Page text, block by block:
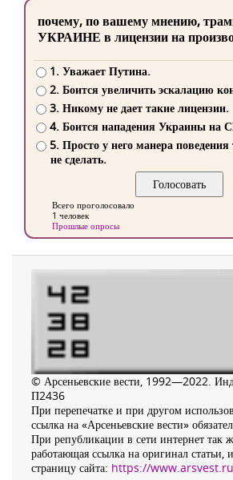
почему, по вашему мнению,
УКРАИНЕ в лицензии на
1. Уважает Путина.
2. Боится увеличить эскалацию
3. Никому не дает такие лицензии.
4. Боится нападения Украины на
5. Просто у него манера
не сделать.
Всего проголосовало
1 человек
Прошлые опросы
© Арсеньевские вести, 1992—2022.
П2436
При перепечатке и при другом
ссылка на «Арсеньевские вести»
При републикации в сети интернет так
работающая ссылка на оригинал статьи,
страницу сайта: https://